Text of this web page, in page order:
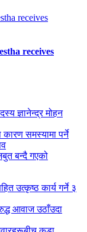
receives
ज्ञानेन्द्र मोहन
समस्यामा पर्ने
बन्दै गएको
उत्कृष्ठ कार्य गर्ने ३
आवाज उठाँउदा